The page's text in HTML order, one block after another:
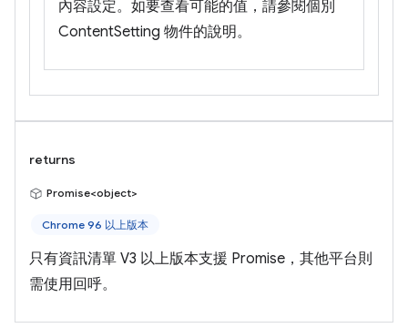
內容設定。如要查看可能的值，請參閱個別
ContentSetting 物件的說明。
returns
Promise<object>
Chrome 96 以上版本
只有資訊清單 V3 以上版本支援 Promise，其他平台則
需使用回呼。